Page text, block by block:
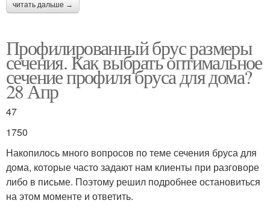
читать дальше →
Профилированный брус размеры
сечения. Как выбрать оптимальное
сечение профиля бруса для дома?
28 Апр
47
1750
Накопилось много вопросов по теме сечения бруса для
дома, которые часто задают нам клиенты при разговоре
либо в письме. Поэтому решил подробнее остановиться
на этом моменте и ответить.